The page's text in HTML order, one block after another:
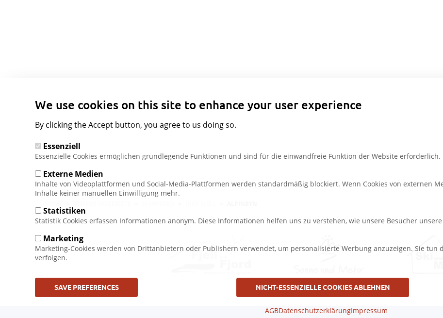
Pfadnavigation
We use cookies on this site to enhance your user experience
By clicking the Accept button, you agree to us doing so.
Essenziell
Essenzielle Cookies ermöglichen grundlegende Funktionen und sind für die einwandfreie Funktion der Website erforderlich.
Externe Medien
Inhalte von Videoplattformen und Social-Media-Plattformen werden standardmäßig blockiert. Wenn Cookies von externen
Inhalte keiner manuellen Einwilligung mehr.
Statistiken
Statistik Cookies erfassen Informationen anonym. Diese Informationen helfen uns zu verstehen, wie unsere Besucher
Marketing
Marketing-Cookies werden von Drittanbietern oder Publishern verwendet, um personalisierte Werbung anzuzeigen. Sie tun
verfolgen.
SAVE PREFERENCES NICHT-ESSENZIELLE COOKIES ABLEHNEN
AGBDatenschutzerklärungImpressum